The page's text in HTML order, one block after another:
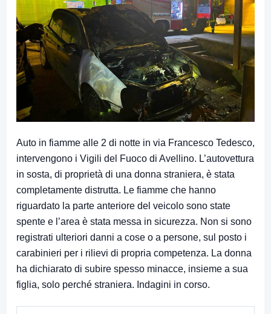
Auto in fiamme alle 2 di notte in via Francesco Tedesco,
intervengono i Vigili del Fuoco di Avellino. L’autovettura
in sosta, di proprietà di una donna straniera, è stata
completamente distrutta. Le fiamme che hanno
riguardato la parte anteriore del veicolo sono state
spente e l’area è stata messa in sicurezza. Non si sono
registrati ulteriori danni a cose o a persone, sul posto i
carabinieri per i rilievi di propria competenza. La donna
ha dichiarato di subire spesso minacce, insieme a sua
figlia, solo perché straniera. Indagini in corso.